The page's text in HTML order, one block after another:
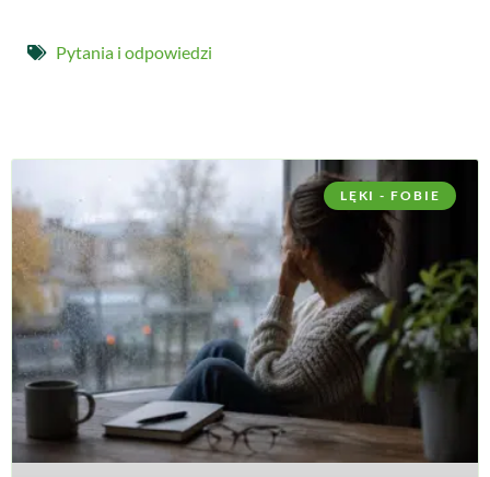
Pytania i odpowiedzi
LĘKI - FOBIE